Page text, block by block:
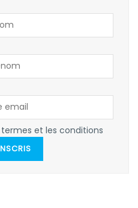
et les conditions